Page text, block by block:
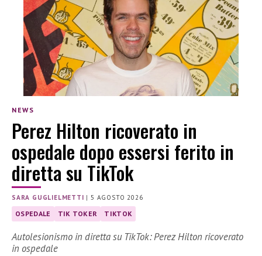
NEWS
Perez Hilton ricoverato in
ospedale dopo essersi ferito in
diretta su TikTok
SARA GUGLIELMETTI | 5 AGOSTO 2026
OSPEDALE TIK TOKER TIKTOK
Autolesionismo in diretta su TikTok: Perez Hilton ricoverato
in ospedale